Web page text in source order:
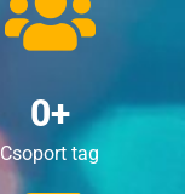
Csoport tag
0+